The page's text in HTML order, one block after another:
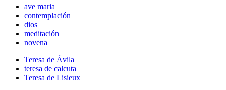
ave maria
contemplación
dios
meditación
novena
Teresa de Ávila
teresa de calcuta
Teresa de Lisieux